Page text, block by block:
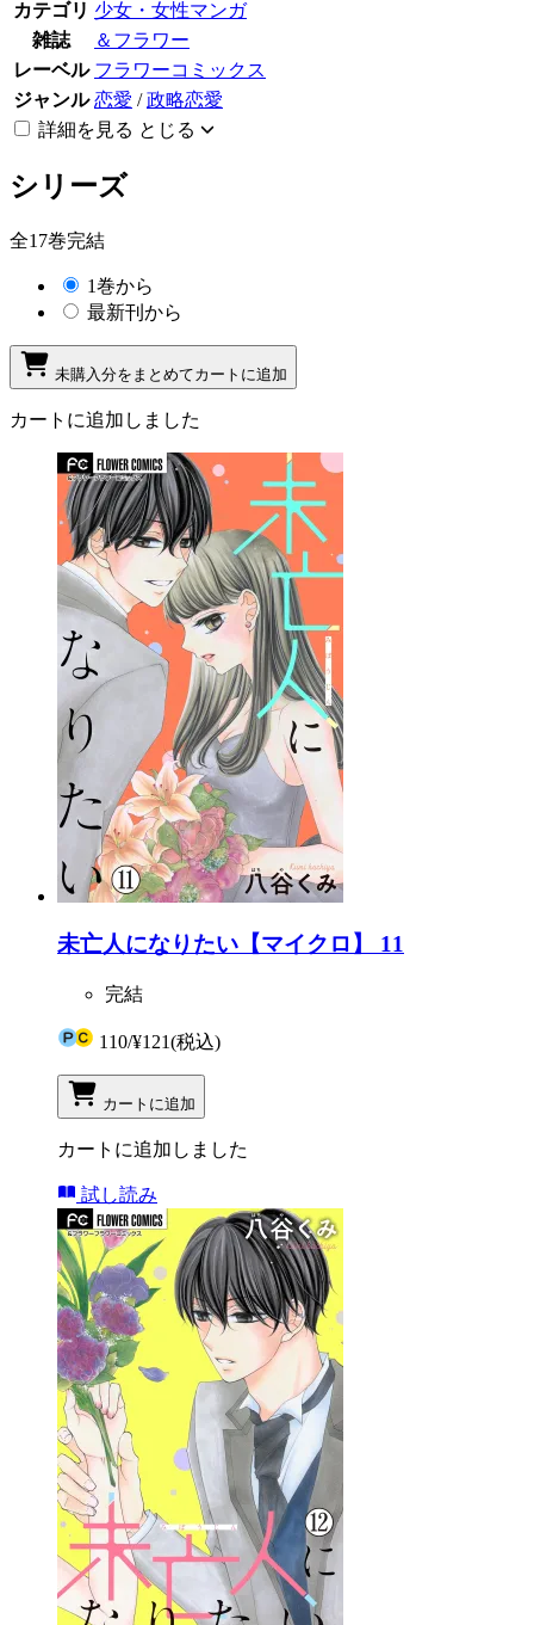
カテゴリ 少女・女性マンガ
雑誌
＆フラワー
レーベル フラワーコミックス
ジャンル 恋愛 /政略恋愛
詳細を見る とじる
シリーズ
全17巻完結
1巻から
最新刊から
未購入分をまとめてカートに追加
カートに追加しました
未亡人になりたい【マイクロ】 11
完結
110/¥121(税込)
カートに追加
カートに追加しました
試し読み